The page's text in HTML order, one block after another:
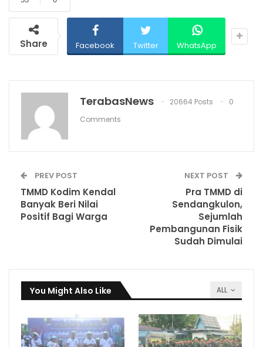
Share Facebook Twitter WhatsApp
TerabasNews 20664 Posts
0
Comments
PREV POST
TMMD Kodim Kendal
Banyak Beri Nilai
Positif Bagi Warga
NEXT POST
Pra TMMD di
Sendangkulon,
Sejumlah
Pembangunan Fisik
Sudah Dimulai
ALL
You Might Also Like